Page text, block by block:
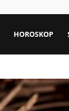
HOROSKOP